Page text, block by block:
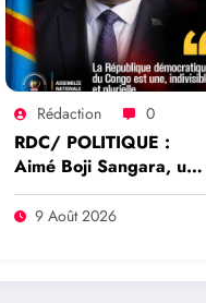
Rédaction 0
RDC/ POLITIQUE :
Aimé Boji Sangara, une
voix forte au service de
l’unité et de la
9 Août 2026